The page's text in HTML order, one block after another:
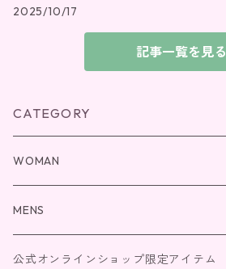
2025/10/17
記事一覧を見る
CATEGORY
WOMAN
ボディクリーム
シャンプー＆トリートメント
MENS
ボディクリーム
公式オンラインショップ限定アイテム